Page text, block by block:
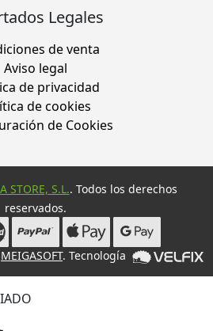
Legales
de venta
Aviso legal
de privacidad
de cookies
de Cookies
STORE, S.L.. Todos los derechos
reservados.
MEIGASOFT. Tecnología